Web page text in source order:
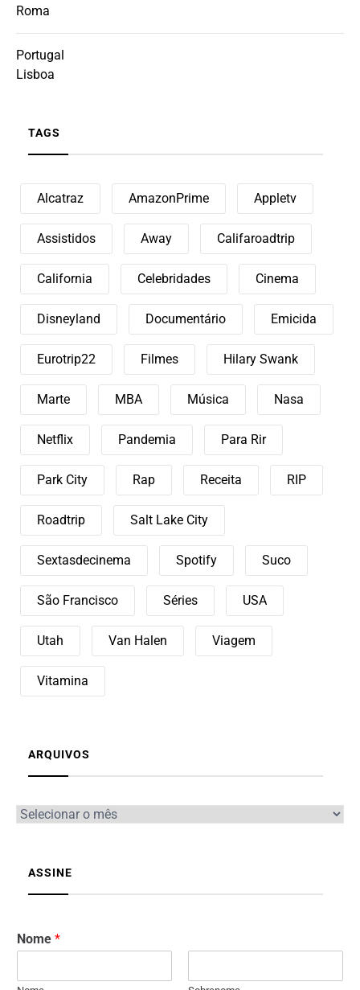
Roma
Portugal
Lisboa
TAGS
Alcatraz AmazonPrime Appletv
Assistidos Away Califaroadtrip
California Celebridades Cinema
Disneyland Documentário Emicida
Eurotrip22 Filmes Hilary Swank
Marte MBA Música Nasa
Netflix Pandemia Para Rir
Park City Rap Receita RIP
Roadtrip Salt Lake City
Sextasdecinema Spotify Suco
São Francisco Séries USA
Utah Van Halen Viagem
Vitamina
ARQUIVOS
ASSINE
Nome *